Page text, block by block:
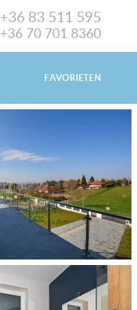
+36 83 511 595
+36 70 701 8360
FAVORIETEN